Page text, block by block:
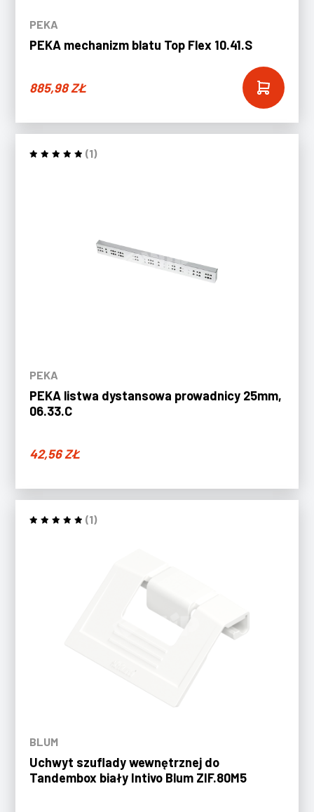
PEKA
PEKA mechanizm blatu Top Flex 10.41.S
885,98ZŁ
(1)
PEKA
PEKA listwa dystansowa prowadnicy 25mm,
06.33.C
42,56ZŁ
(1)
BLUM
Uchwyt szuflady wewnętrznej do
Tandembox biały Intivo Blum ZIF.80M5